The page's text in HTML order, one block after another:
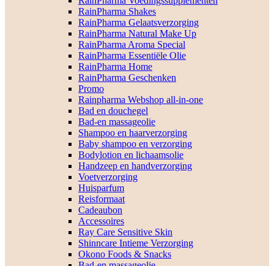
RainPharma Shakes
RainPharma Gelaatsverzorging
RainPharma Natural Make Up
RainPharma Aroma Special
RainPharma Essentiële Olie
RainPharma Home
RainPharma Geschenken
Promo
Rainpharma Webshop all-in-one
Bad en douchegel
Bad-en massageolie
Shampoo en haarverzorging
Baby shampoo en verzorging
Bodylotion en lichaamsolie
Handzeep en handverzorging
Voetverzorging
Huisparfum
Reisformaat
Cadeaubon
Accessoires
Ray Care Sensitive Skin
Shinncare Intieme Verzorging
Okono Foods & Snacks